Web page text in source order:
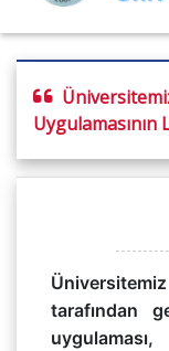
Uygulamasının
tarafından